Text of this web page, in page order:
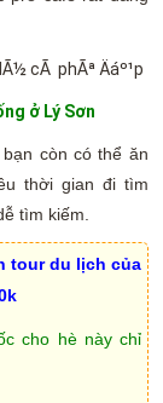
ở Lý Sơn
còn có thể ăn
thời gian đi tìm
tìm kiếm.
tour du lịch của
cho hè này chỉ